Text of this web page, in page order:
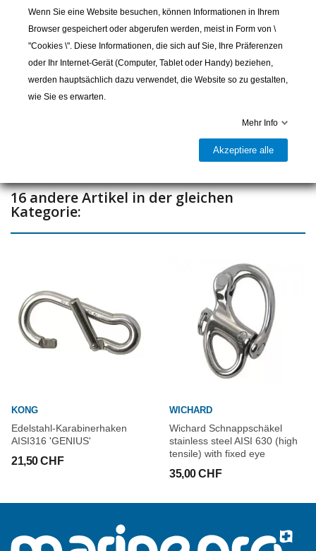
A partir de : 21,00 CHF
In den Warenkorb
Lieferbar und im Laden erhältlich
16 andere Artikel in der gleichen
Kategorie:
KONG
Edelstahl-Karabinerhaken
AISI316 'GENIUS'
21,50 CHF
WICHARD
Wichard Schnappschäkel
stainless steel AISI 630 (high
tensile) with fixed eye
35,00 CHF
Wenn Sie eine Website besuchen, können Informationen in Ihrem
Browser gespeichert oder abgerufen werden, meist in Form von \
"Cookies \". Diese Informationen, die sich auf Sie, Ihre Präferenzen
oder Ihr Internet-Gerät (Computer, Tablet oder Handy) beziehen,
werden hauptsächlich dazu verwendet, die Website so zu gestalten,
wie Sie es erwarten.
Mehr Info
Akzeptiere alle